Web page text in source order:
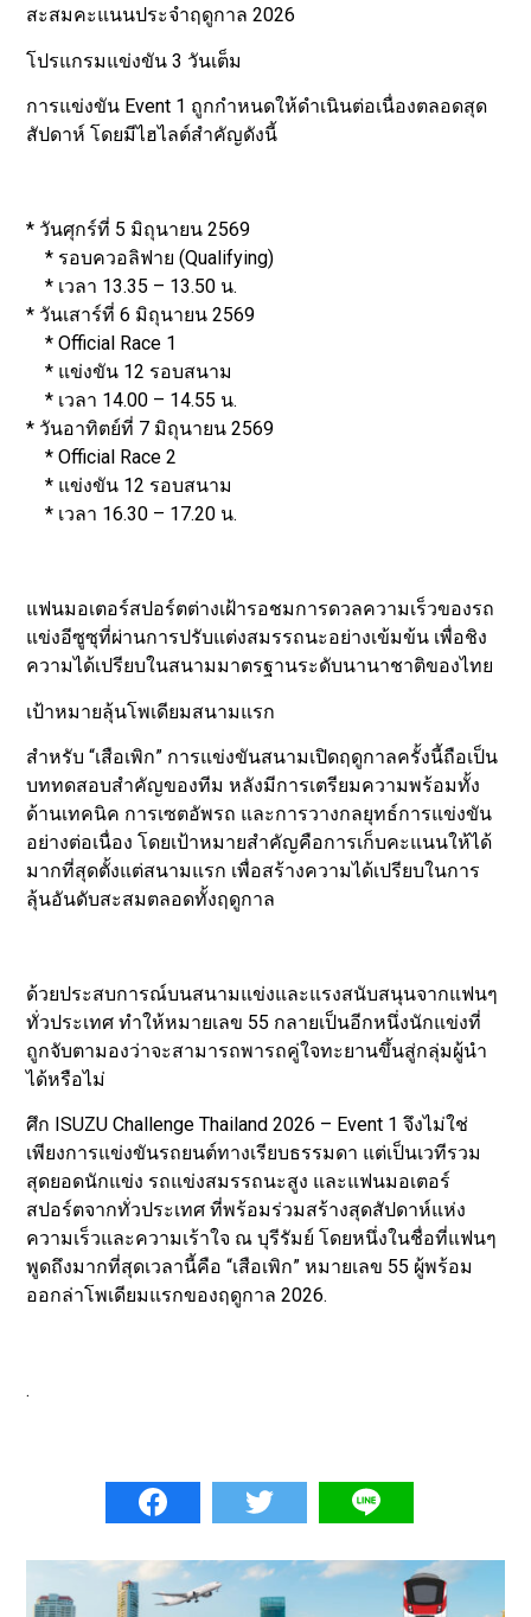
สะสมคะแนนประจำฤดูกาล 2026
โปรแกรมแข่งขัน 3 วันเต็ม
การแข่งขัน Event 1 ถูกกำหนดให้ดำเนินต่อเนื่องตลอดสุด
สัปดาห์ โดยมีไฮไลต์สำคัญดังนี้
* วันศุกร์ที่ 5 มิถุนายน 2569
* รอบควอลิฟาย (Qualifying)
* เวลา 13.35 – 13.50 น.
* วันเสาร์ที่ 6 มิถุนายน 2569
* Official Race 1
* แข่งขัน 12 รอบสนาม
* เวลา 14.00 – 14.55 น.
* วันอาทิตย์ที่ 7 มิถุนายน 2569
* Official Race 2
* แข่งขัน 12 รอบสนาม
* เวลา 16.30 – 17.20 น.
แฟนมอเตอร์สปอร์ตต่างเฝ้ารอชมการดวลความเร็วของรถ
แข่งอีซูซุที่ผ่านการปรับแต่งสมรรถนะอย่างเข้มข้น เพื่อชิง
ความได้เปรียบในสนามมาตรฐานระดับนานาชาติของไทย
เป้าหมายลุ้นโพเดียมสนามแรก
สำหรับ “เสือเพิก” การแข่งขันสนามเปิดฤดูกาลครั้งนี้ถือเป็น
บททดสอบสำคัญของทีม หลังมีการเตรียมความพร้อมทั้ง
ด้านเทคนิค การเซตอัพรถ และการวางกลยุทธ์การแข่งขัน
อย่างต่อเนื่อง โดยเป้าหมายสำคัญคือการเก็บคะแนนให้ได้
มากที่สุดตั้งแต่สนามแรก เพื่อสร้างความได้เปรียบในการ
ลุ้นอันดับสะสมตลอดทั้งฤดูกาล
ด้วยประสบการณ์บนสนามแข่งและแรงสนับสนุนจากแฟนๆ
ทั่วประเทศ ทำให้หมายเลข 55 กลายเป็นอีกหนึ่งนักแข่งที่
ถูกจับตามองว่าจะสามารถพารถคู่ใจทะยานขึ้นสู่กลุ่มผู้นำ
ได้หรือไม่
ศึก ISUZU Challenge Thailand 2026 – Event 1 จึงไม่ใช่
เพียงการแข่งขันรถยนต์ทางเรียบธรรมดา แต่เป็นเวทีรวม
สุดยอดนักแข่ง รถแข่งสมรรถนะสูง และแฟนมอเตอร์
สปอร์ตจากทั่วประเทศ ที่พร้อมร่วมสร้างสุดสัปดาห์แห่ง
ความเร็วและความเร้าใจ ณ บุรีรัมย์ โดยหนึ่งในชื่อที่แฟนๆ
พูดถึงมากที่สุดเวลานี้คือ “เสือเพิก” หมายเลข 55 ผู้พร้อม
ออกล่าโพเดียมแรกของฤดูกาล 2026.
.